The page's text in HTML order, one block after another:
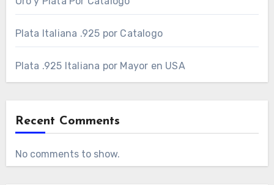
Plata Italiana .925 por Catalogo
Plata .925 Italiana por Mayor en USA
Recent Comments
No comments to show.